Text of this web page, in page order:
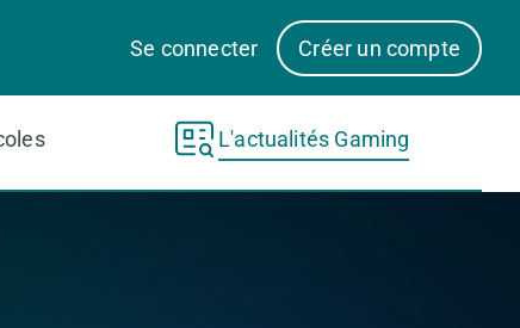
Se connecter
Créer un compte
L'actualités Gaming